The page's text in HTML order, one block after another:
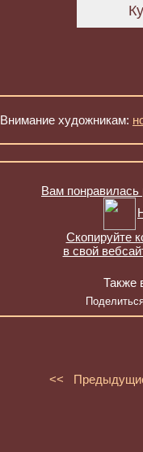
Внимание художникам:
Вам понравилась
Скопируйте
в свой
Также
<<